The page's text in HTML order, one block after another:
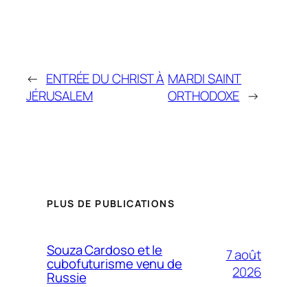
← ENTRÉE DU CHRIST À
JÉRUSALEM
MARDI SAINT
ORTHODOXE →
PLUS DE PUBLICATIONS
Souza Cardoso et le
cubofuturisme venu de
Russie
7 août
2026